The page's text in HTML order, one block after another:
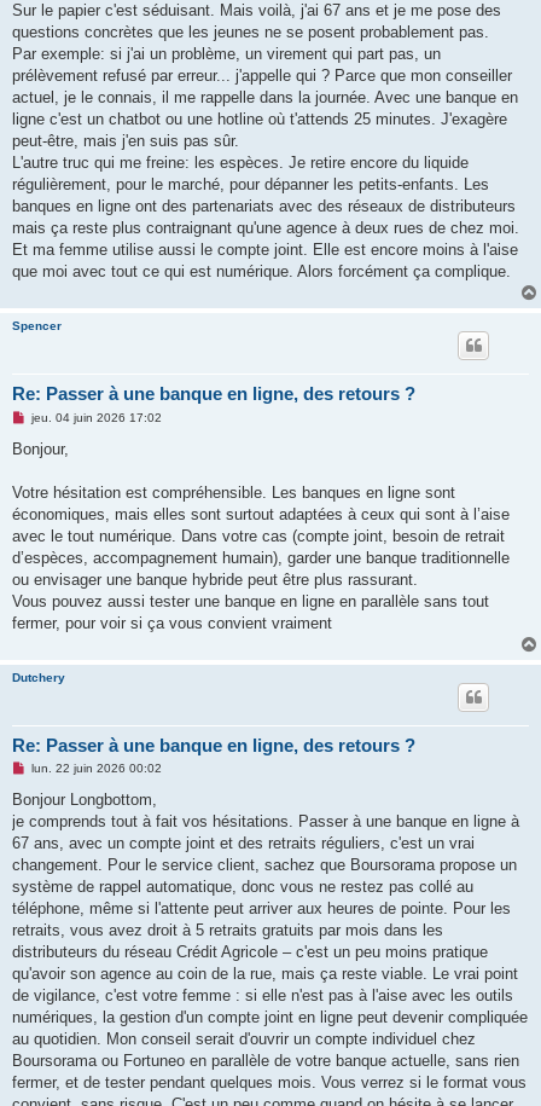
Sur le papier c'est séduisant. Mais voilà, j'ai 67 ans et je me pose des
questions concrètes que les jeunes ne se posent probablement pas.
Par exemple: si j'ai un problème, un virement qui part pas, un
prélèvement refusé par erreur... j'appelle qui ? Parce que mon conseiller
actuel, je le connais, il me rappelle dans la journée. Avec une banque en
ligne c'est un chatbot ou une hotline où t'attends 25 minutes. J'exagère
peut-être, mais j'en suis pas sûr.
L'autre truc qui me freine: les espèces. Je retire encore du liquide
régulièrement, pour le marché, pour dépanner les petits-enfants. Les
banques en ligne ont des partenariats avec des réseaux de distributeurs
mais ça reste plus contraignant qu'une agence à deux rues de chez moi.
Et ma femme utilise aussi le compte joint. Elle est encore moins à l'aise
que moi avec tout ce qui est numérique. Alors forcément ça complique.
Spencer
Re: Passer à une banque en ligne, des retours ?
M
s
g
n
o
l
u
jeu. 04 juin 2026 17:02
Bonjour,
Votre hésitation est compréhensible. Les banques en ligne sont
économiques, mais elles sont surtout adaptées à ceux qui sont à l’aise
avec le tout numérique. Dans votre cas (compte joint, besoin de retrait
d’espèces, accompagnement humain), garder une banque traditionnelle
ou envisager une banque hybride peut être plus rassurant.
Vous pouvez aussi tester une banque en ligne en parallèle sans tout
fermer, pour voir si ça vous convient vraiment
Dutchery
Re: Passer à une banque en ligne, des retours ?
M
s
a
g
n
o
l
u
lun. 22 juin 2026 00:02
Bonjour Longbottom,
je comprends tout à fait vos hésitations. Passer à une banque en ligne à
67 ans, avec un compte joint et des retraits réguliers, c'est un vrai
changement. Pour le service client, sachez que Boursorama propose un
système de rappel automatique, donc vous ne restez pas collé au
téléphone, même si l'attente peut arriver aux heures de pointe. Pour les
retraits, vous avez droit à 5 retraits gratuits par mois dans les
distributeurs du réseau Crédit Agricole – c'est un peu moins pratique
qu'avoir son agence au coin de la rue, mais ça reste viable. Le vrai point
de vigilance, c'est votre femme : si elle n'est pas à l'aise avec les outils
numériques, la gestion d'un compte joint en ligne peut devenir compliquée
au quotidien. Mon conseil serait d'ouvrir un compte individuel chez
Boursorama ou Fortuneo en parallèle de votre banque actuelle, sans rien
fermer, et de tester pendant quelques mois. Vous verrez si le format vous